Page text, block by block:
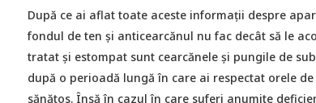
După ce ai aflat toate aceste informații despre
fondul de ten și anticearcănul nu fac decât să le
tratat și estompat sunt cearcănele și pungile de
după o perioadă lungă în care ai respectat orele
sănătos. Însă în cazul în care suferi anumite